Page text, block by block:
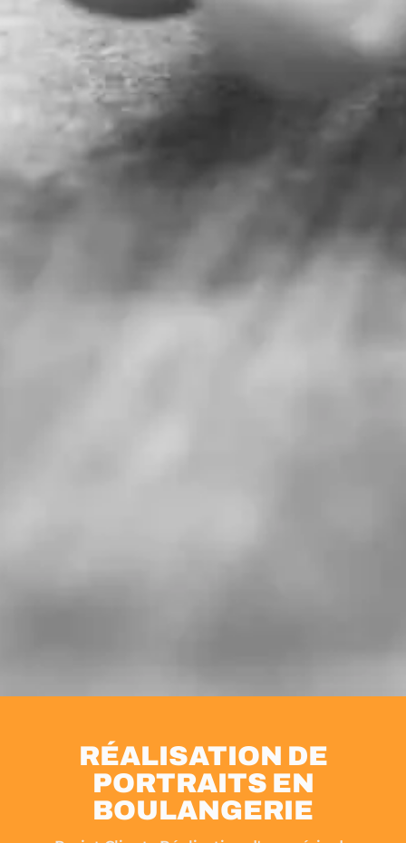
RÉALISATION DE
PORTRAITS EN
BOULANGERIE